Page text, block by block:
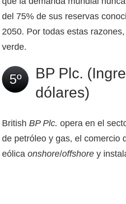
del 75% de sus reservas
2050. Por todas estas razones,
verde.
5º
BP Plc.
dólares)
British BP Plc. opera en el
de petróleo y gas, el comercio
eólica onshore/offshore y